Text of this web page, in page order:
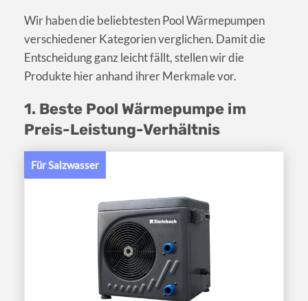
Wir haben die beliebtesten Pool Wärmepumpen
verschiedener Kategorien verglichen. Damit die
Entscheidung ganz leicht fällt, stellen wir die
Produkte hier anhand ihrer Merkmale vor.
1. Beste Pool Wärmepumpe im
Preis-Leistung-Verhältnis
Für Salzwasser